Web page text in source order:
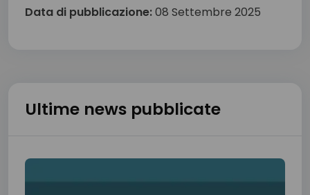
Data di pubblicazione:08 Settembre 2025
Ultime news pubblicate